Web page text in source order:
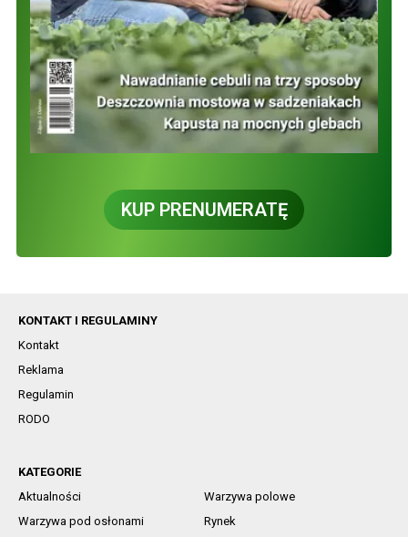
KUP PRENUMERATĘ
KONTAKT I REGULAMINY
Kontakt
Reklama
Regulamin
RODO
KATEGORIE
Aktualności
Warzywa polowe
Warzywa pod osłonami
Rynek